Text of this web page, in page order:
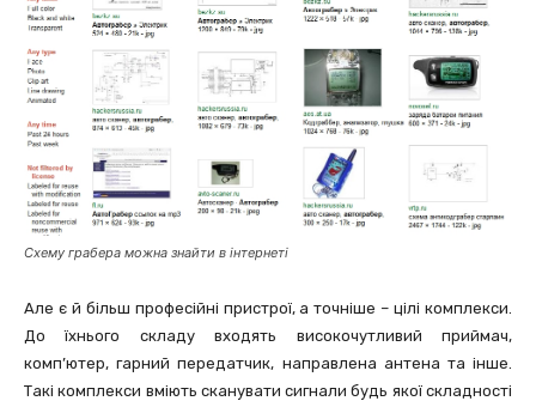
Схему грабера можна знайти в інтернеті
Але є й більш професійні пристрої, а точніше – цілі комплекси.
До їхнього складу входять високочутливий приймач,
комп’ютер, гарний передатчик, направлена антена та інше.
Такі комплекси вміють сканувати сигнали будь якої складності